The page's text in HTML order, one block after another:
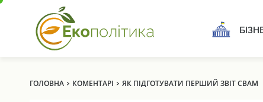
ГОЛОВНА› КОМЕНТАРІ › ЯК ПІДГОТУВАТИ ПЕРШИЙ ЗВІТ CBAM